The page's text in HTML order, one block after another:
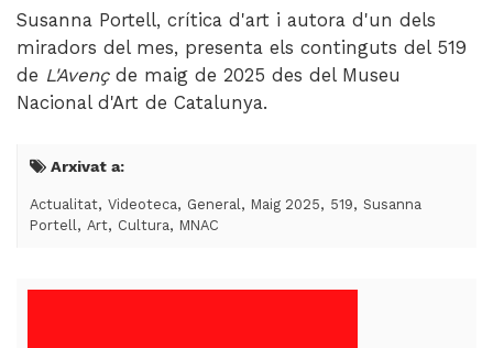
Videoteca
Termes legals
Susanna Portell, crítica d'art i autora d'un dels
miradors del mes, presenta els continguts del 519
de L'Avenç de maig de 2025 des del Museu
Nacional d'Art de Catalunya.
Arxivat a:
Actualitat, Videoteca, General , Maig 2025, 519, Susanna
Portell , Art, Cultura, MNAC